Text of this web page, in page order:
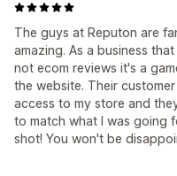
The guys at Reputon are
amazing. As a business
not ecom reviews it's a
the website. Their
access to my store and
to match what I was going
shot! You won't be